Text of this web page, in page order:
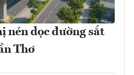
nén dọc đường sắt
Thơ